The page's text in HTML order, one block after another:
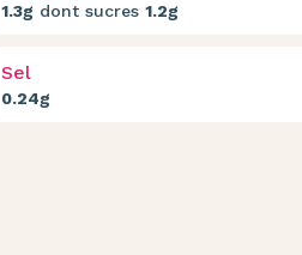
1.3g dont sucres 1.2g
Sel
0.24g